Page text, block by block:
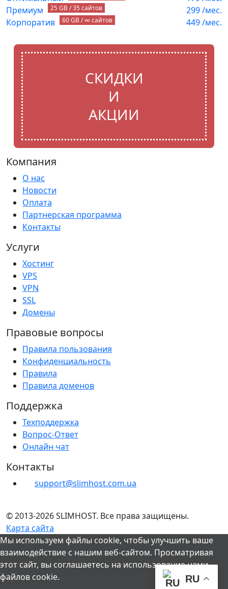
Премиум
25 GB / 35 сайтов 299/мес.
Корпоратив
60 GB / ∞ сайтов 449/мес.
СКИДКИ
И
АКЦИИ
Компания
О нас
Новости
Оплата
Партнерская программа
Контакты
Услуги
Хостинг
VPS
VPN
SSL
Домены
Правовые вопросы
Правила пользования
Конфиденциальность
Правила
Правила доменов
Поддержка
Техподдержка
Вопрос-Ответ
Онлайн чат
Контакты
support@slimhost.com.ua
© 2013-2026 SLIMHOST. Все права защищены.
Карта сайта
RU
Мы используем файлы cookie, чтобы улучшить ваше
взаимодействие с нашим веб-сайтом. Просматривая
этот сайт, вы соглашаетесь на использование нами
файлов cookie.